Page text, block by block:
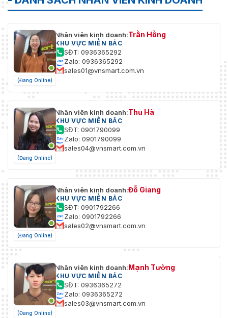
(Đang Online)
Nhân viên kinh doanh:Trần Hồng
KHU VỰC MIỀN BẮC
SĐT: 0936365292
Zalo: 0936365292
sales01@vnsmart.com.vn
(Đang Online)
Nhân viên kinh doanh:Thu Hà
KHU VỰC MIỀN BẮC
SĐT: 0901790099
Zalo: 0901790099
sales04@vnsmart.com.vn
(Đang Online)
Nhân viên kinh doanh:Đỗ Giang
KHU VỰC MIỀN BẮC
SĐT: 0901792266
Zalo: 0901792266
sales02@vnsmart.com.vn
(Đang Online)
Nhân viên kinh doanh:Mạnh Tường
KHU VỰC MIỀN BẮC
SĐT: 0936365272
Zalo: 0936365272
sales03@vnsmart.com.vn